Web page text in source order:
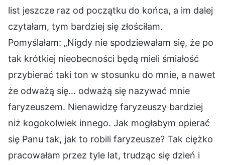
list jeszcze raz od początku do końca, a im dalej
czytałam, tym bardziej się złościłam.
Pomyślałam: „Nigdy nie spodziewałam się, że po
tak krótkiej nieobecności będą mieli śmiałość
przybierać taki ton w stosunku do mnie, a nawet
że odważą się… odważą się nazywać mnie
faryzeuszem. Nienawidzę faryzeuszy bardziej
niż kogokolwiek innego. Jak mogłabym opierać
się Panu tak, jak to robili faryzeusze? Tak ciężko
pracowałam przez tyle lat, trudząc się dzień i